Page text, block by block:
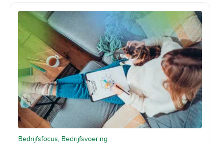
Bedrijfsfocus, Bedrijfsvoering